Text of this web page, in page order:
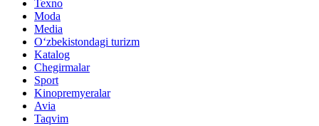
Texno
Moda
Media
O‘zbekistondagi turizm
Katalog
Chegirmalar
Sport
Kinopremyeralar
Avia
Taqvim